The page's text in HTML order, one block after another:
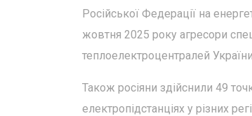
Російської Федерації на
жовтня 2025 року агресори
теплоелектроцентралей
Також росіяни здійснили 49
електропідстанціях у різних